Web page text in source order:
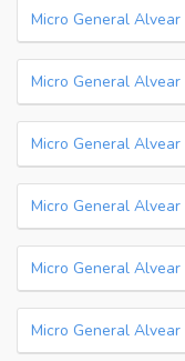
Micro General Alvear
Micro General
Micro General Alvear
Micro General
Micro General
Micro General